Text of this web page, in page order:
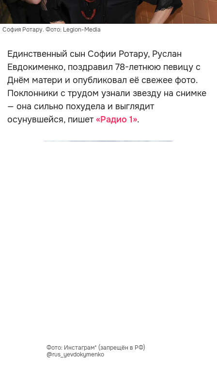
София Ротару. Фото: Legion-Media
Единственный сын Софии Ротару, Руслан
Евдокименко, поздравил 78-летнюю певицу с
Днём матери и опубликовал её свежее фото.
Поклонники с трудом узнали звезду на снимке
— она сильно похудела и выглядит
осунувшейся, пишет«Радио 1».
Фото: Инстаграм* (запрещён в РФ)
@rus_yevdokymenko